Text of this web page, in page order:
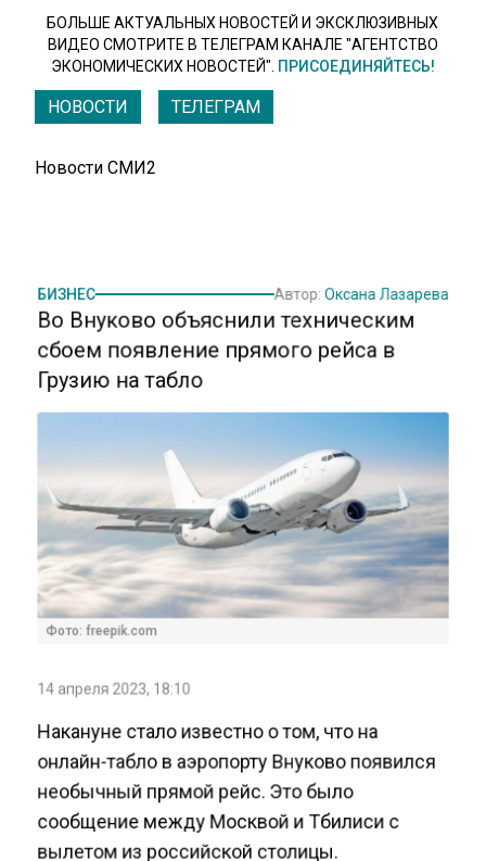
БОЛЬШЕ АКТУАЛЬНЫХ НОВОСТЕЙ И ЭКСКЛЮЗИВНЫХ
ВИДЕО СМОТРИТЕ В ТЕЛЕГРАМ КАНАЛЕ "АГЕНТСТВО
ЭКОНОМИЧЕСКИХ НОВОСТЕЙ". ПРИСОЕДИНЯЙТЕСЬ!
НОВОСТИ ТЕЛЕГРАМ
Новости СМИ2
Во Внуково объяснили техническим
сбоем появление прямого рейса в
Грузию на табло
Фото: freepik.com
14 апреля 2023, 18:10
Накануне стало известно о том, что на
онлайн-табло в аэропорту Внуково появился
необычный прямой рейс. Это было
сообщение между Москвой и Тбилиси с
вылетом из российской столицы.